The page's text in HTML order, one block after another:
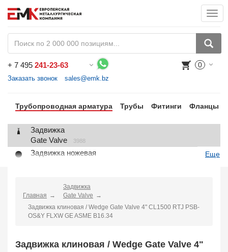
+ 7 495 241-23-63
Заказать звонок sales@emk.bz
0
Трубопроводная арматура Трубы Фитинги Фланцы
Задвижка
Gate Valve
3988
Задвижка ножевая
Globe Valve
2191
Клапан регулирующий
Control Valve
2
Клапан обратный
Еще
Главная
Задвижка
Gate Valve
Задвижка клиновая / Wedge Gate Valve 4" CL1500 RTJ PSB-
OS&Y FLXW GE ASME B16.34
Задвижка клиновая / Wedge Gate Valve 4"